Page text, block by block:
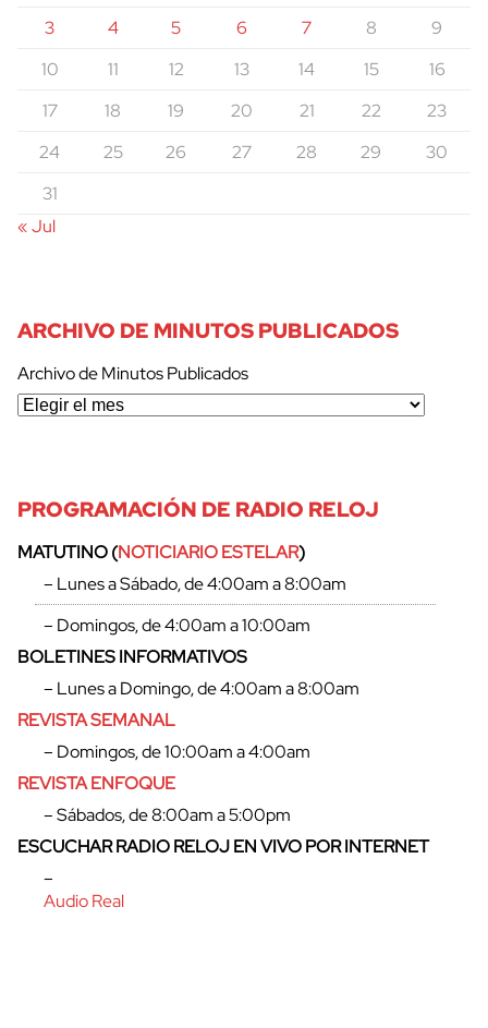
3
4 5 6 7 8
9
10
11 12 13 14 15
16
17
18 19 20 21 22
23
24
25 26 27 28 29
30
31
« Jul
ARCHIVO DE MINUTOS PUBLICADOS
Archivo de Minutos Publicados
PROGRAMACIÓN DE RADIO RELOJ
MATUTINO (NOTICIARIO ESTELAR)
– Lunes a Sábado, de 4:00am a 8:00am
– Domingos, de 4:00am a 10:00am
BOLETINES INFORMATIVOS
– Lunes a Domingo, de 4:00am a 8:00am
REVISTA SEMANAL
– Domingos, de 10:00am a 4:00am
REVISTA ENFOQUE
– Sábados, de 8:00am a 5:00pm
ESCUCHAR RADIO RELOJ EN VIVO POR INTERNET
–
Audio Real